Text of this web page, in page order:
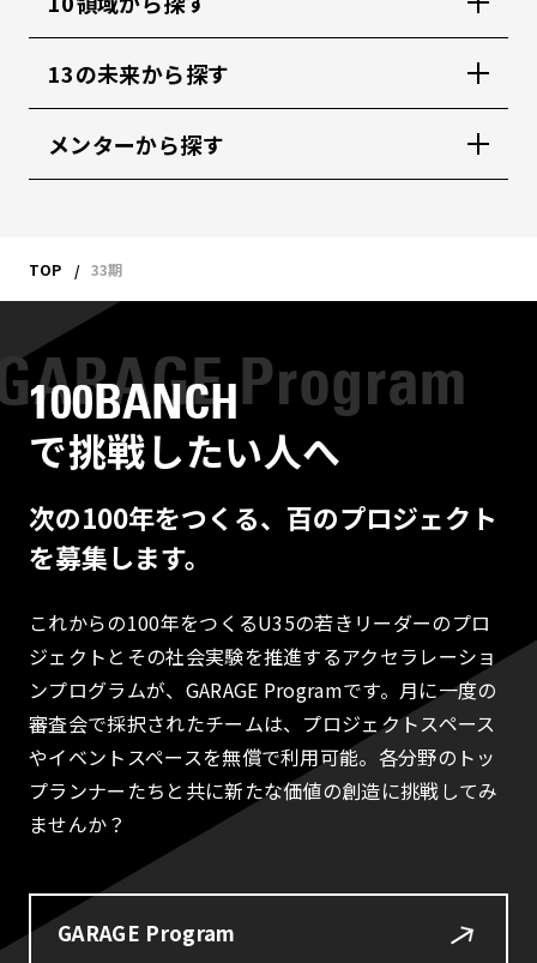
13の未来から探す
メンターから探す
TOP 33期
100BANCH
で挑戦したい人へ
次の100年をつくる、百のプロジェクト
を募集します。
これからの100年をつくるU35の若きリーダーのプロ
ジェクトとその社会実験を推進するアクセラレーショ
ンプログラムが、GARAGE Programです。月に一度の
審査会で採択されたチームは、プロジェクトスペース
やイベントスペースを無償で利用可能。各分野のトッ
プランナーたちと共に新たな価値の創造に挑戦してみ
ませんか？
GARAGE Program